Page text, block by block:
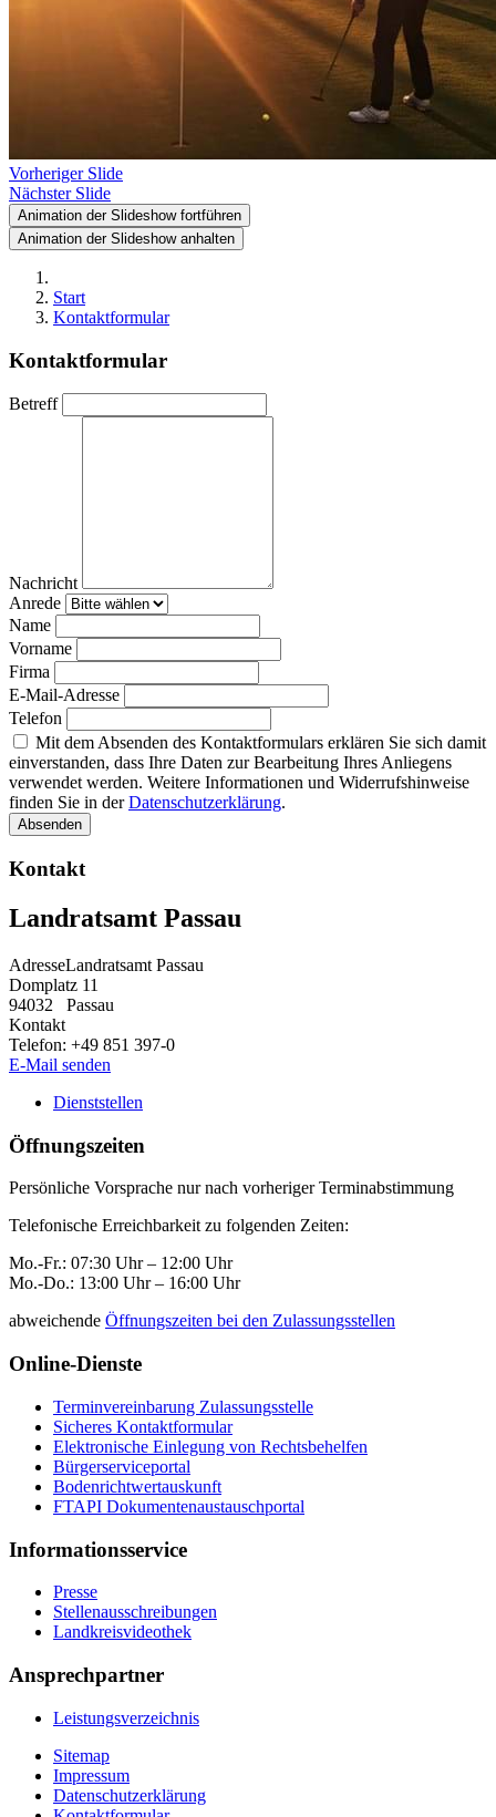
Vorheriger Slide
Nächster Slide
Animation der Slideshow fortführen
Animation der Slideshow anhalten
Start
Kontaktformular
Kontaktformular
Betreff
Nachricht
Anrede
Name
Vorname
Firma
E-Mail-Adresse
Telefon
Mit dem Absenden des Kontaktformulars erklären Sie sich damit
einverstanden, dass Ihre Daten zur Bearbeitung Ihres Anliegens
verwendet werden. Weitere Informationen und Widerrufshinweise
finden Sie in derDatenschutzerklärung.
Absenden
Kontakt
Landratsamt Passau
AdresseLandratsamt Passau
Domplatz 11
94032
Passau
Kontakt
Telefon: +49 851 397-0
E-Mail senden
Dienststellen
Öffnungszeiten
Persönliche Vorsprache nur nach vorheriger Terminabstimmung
Telefonische Erreichbarkeit zu folgenden Zeiten:
Mo.-Fr.: 07:30 Uhr – 12:00 Uhr
Mo.-Do.: 13:00 Uhr – 16:00 Uhr
abweichende Öffnungszeiten bei den Zulassungsstellen
Online-Dienste
Terminvereinbarung Zulassungsstelle
Sicheres Kontaktformular
Elektronische Einlegung von Rechtsbehelfen
Bürgerserviceportal
Bodenrichtwertauskunft
FTAPI Dokumentenaustauschportal
Informationsservice
Presse
Stellenausschreibungen
Landkreisvideothek
Ansprechpartner
Leistungsverzeichnis
Sitemap
Impressum
Datenschutzerklärung